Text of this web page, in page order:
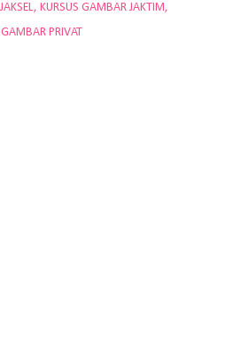
KURSUS GAMBAR JAKTIM
GAMBAR PRIVAT